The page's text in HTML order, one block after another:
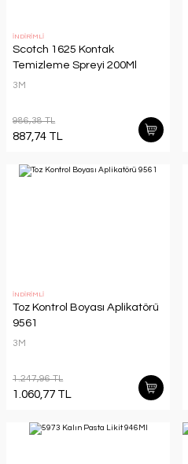
İNDİRİMLİ
Scotch 1625 Kontak
Temizleme Spreyi 200Ml
3M
986,38 TL
887,74 TL
İNDİRİMLİ
Toz Kontrol Boyası Aplikatörü
9561
3M
1.247,96 TL
1.060,77 TL